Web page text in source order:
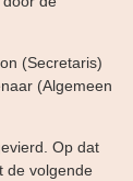
(Secretaris)
(Algemeen
Op dat
de volgende